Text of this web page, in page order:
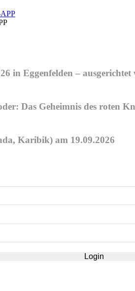
in Eggenfelden –
Das Geheimnis des roten
Karibik) am 19.09.2026